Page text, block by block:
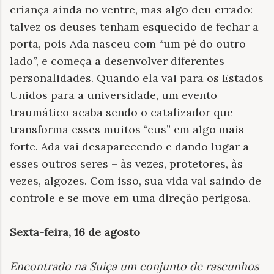
criança ainda no ventre, mas algo deu errado:
talvez os deuses tenham esquecido de fechar a
porta, pois Ada nasceu com “um pé do outro
lado”, e começa a desenvolver diferentes
personalidades. Quando ela vai para os Estados
Unidos para a universidade, um evento
traumático acaba sendo o catalizador que
transforma esses muitos “eus” em algo mais
forte. Ada vai desaparecendo e dando lugar a
esses outros seres – às vezes, protetores, às
vezes, algozes. Com isso, sua vida vai saindo de
controle e se move em uma direção perigosa.
Sexta-feira, 16 de agosto
Encontrado na Suíça um conjunto de rascunhos